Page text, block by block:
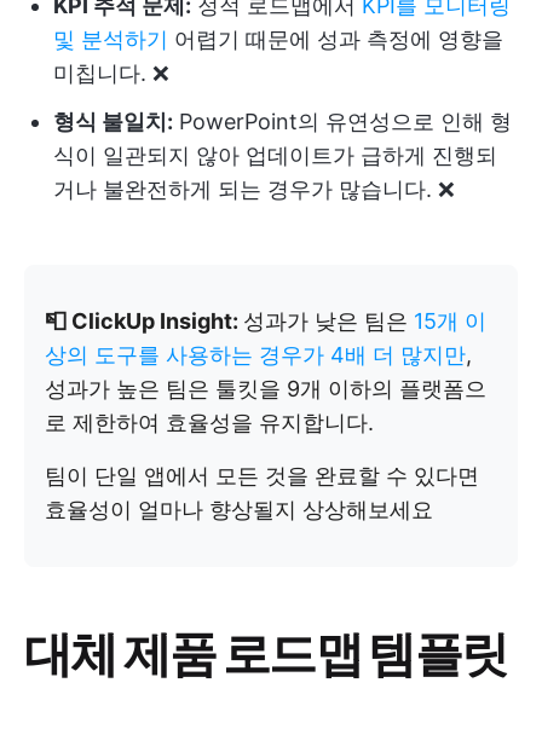
KPI 추적 문제: 정적 로드맵에서 KPI를 모니터링
및 분석하기 어렵기 때문에 성과 측정에 영향을
미칩니다. ❌
형식 불일치: PowerPoint의 유연성으로 인해 형
식이 일관되지 않아 업데이트가 급하게 진행되
거나 불완전하게 되는 경우가 많습니다. ❌
📮 ClickUp Insight: 성과가 낮은 팀은 15개 이
상의 도구를 사용하는 경우가 4배 더 많지만,
성과가 높은 팀은 툴킷을 9개 이하의 플랫폼으
로 제한하여 효율성을 유지합니다.
팀이 단일 앱에서 모든 것을 완료할 수 있다면
효율성이 얼마나 향상될지 상상해보세요
대체 제품 로드맵 템플릿